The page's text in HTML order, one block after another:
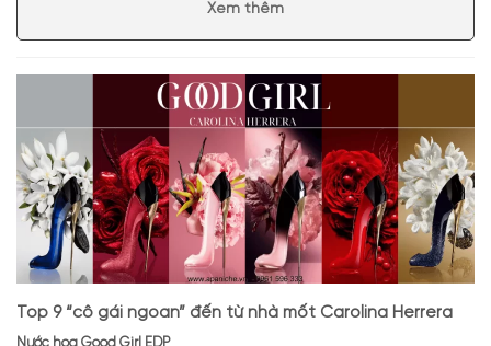
Very Good Girl Carolina Herrera
Nước hoa Good Girl Suprême EDP
Carolina Herrera Very Good Girl Glam EDP
Carolina Herrera Good Girl Fantasy Gold EDP
Carolina Herrera Good Girl Blush EDP
Carolina Herrera Good Girl Blush Elixir
Câu chuyện đằng sau sự thành công của Good Girl
Địa chỉ mua nước hoa Good Girl Carolina Herrera chính
hãng
Xem thêm
Top 9 “cô gái ngoan” đến từ nhà mốt Carolina Herrera